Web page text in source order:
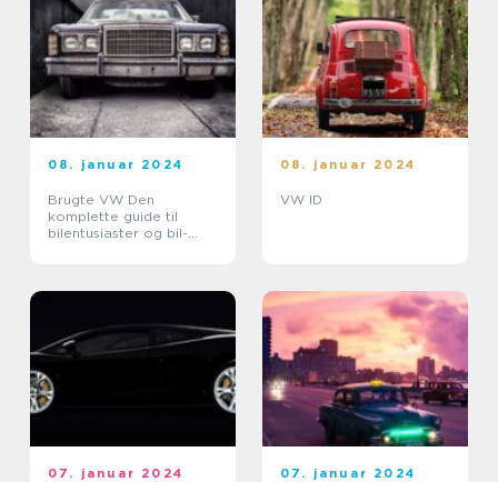
08. januar 2024
Brugte VW Den
komplette guide til
bilentusiaster og bil-
08. januar 2024
VW ID
07. januar 2024 07. januar 2024